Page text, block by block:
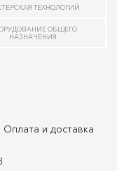
ТЕХНОЛОГИЙ
ОБЩЕГО
НАЗНАЧЕНИЯ
Оплата и доставка